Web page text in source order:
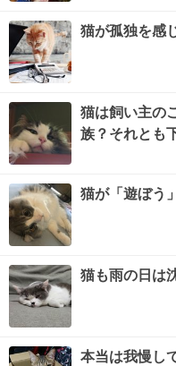
猫が孤独を感
猫は飼い主の
族？それとも
猫が「遊ぼう
猫も雨の日は
本当は我慢し